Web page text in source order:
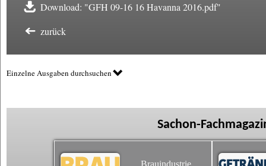
Download: "GFH 09-16 16 Havanna 2016.pdf"
zurück
Einzelne Ausgaben durchsuchen
Sachon-
Brauindustrie